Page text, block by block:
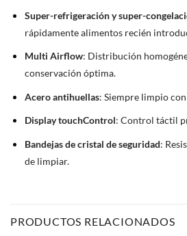
Super-refrigeración y super-
rápidamente alimentos recién
Multi Airflow: Distribución
conservación óptima.
Acero antihuellas: Siempre limpio
Display touchControl: Control táctil
Bandejas de cristal de seguridad:
de limpiar.
PRODUCTOS RELACIONADOS